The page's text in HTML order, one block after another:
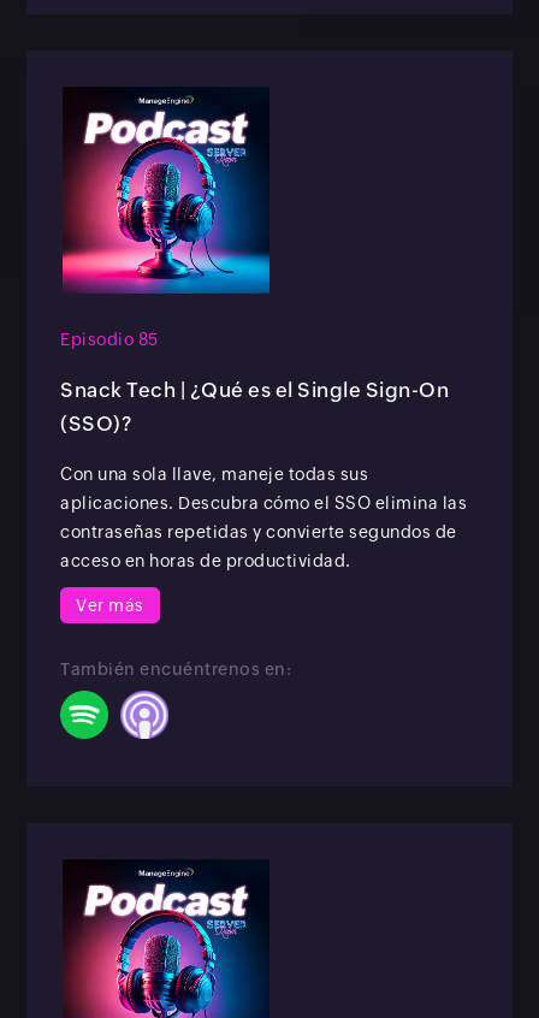
Episodio 85
Snack Tech | ¿Qué es el Single Sign-On
(SSO)?
Con una sola llave, maneje todas sus
aplicaciones. Descubra cómo el SSO elimina las
contraseñas repetidas y convierte segundos de
acceso en horas de productividad.
Ver más
También encuéntrenos en: